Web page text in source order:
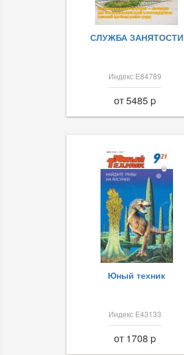
СЛУЖБА ЗАНЯТОСТИ
Индекс Е84789
от 5485 p
Юный техник
Индекс Е43133
от 1708 p